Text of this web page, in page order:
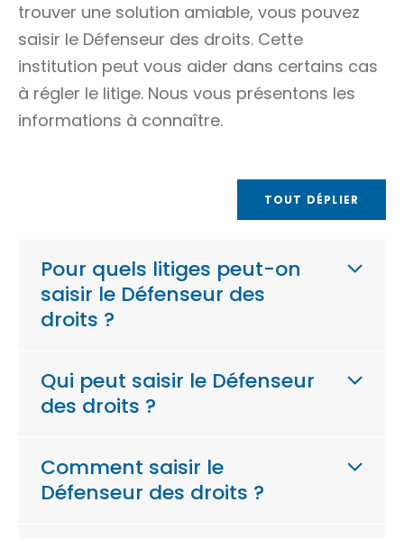
trouver une solution amiable, vous pouvez
saisir le Défenseur des droits. Cette
institution peut vous aider dans certains cas
à régler le litige. Nous vous présentons les
informations à connaître.
TOUT DÉPLIER
Pour quels litiges peut-on
saisir le Défenseur des
droits ?
Qui peut saisir le Défenseur
des droits ?
Comment saisir le
Défenseur des droits ?